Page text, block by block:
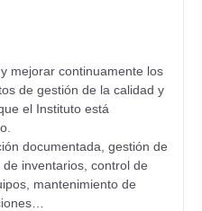
mejorar continuamente los
de gestión de la calidad y
el Instituto está
documentada, gestión de
inventarios, control de
mantenimiento de